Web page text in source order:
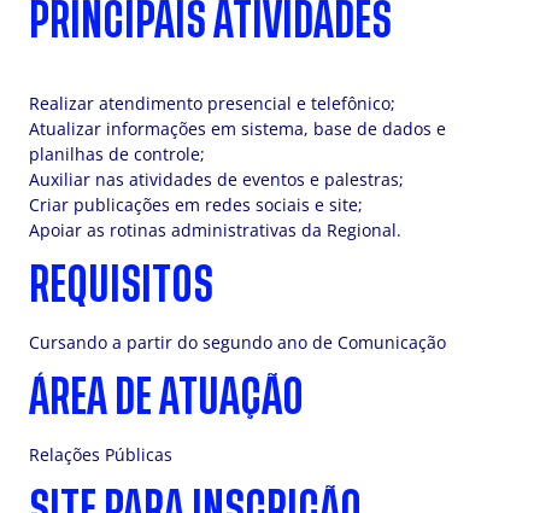
PRINCIPAIS ATIVIDADES
Realizar atendimento presencial e telefônico;
Atualizar informações em sistema, base de dados e
planilhas de controle;
Auxiliar nas atividades de eventos e palestras;
Criar publicações em redes sociais e site;
Apoiar as rotinas administrativas da Regional.
REQUISITOS
Cursando a partir do segundo ano de Comunicação
ÁREA DE ATUAÇÃO
Relações Públicas